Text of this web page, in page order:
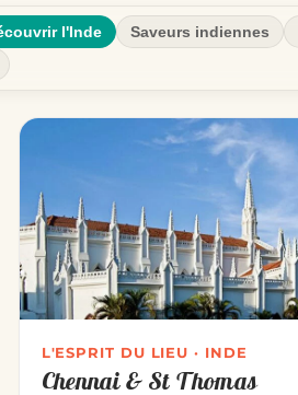
l'Inde Saveurs indiennes
L'ESPRIT DU LIEU · INDE
Chennai & St Thomas